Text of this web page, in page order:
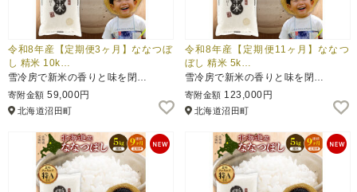
令和8年産【定期便3ヶ月】ななつぼ
し 精米 10k…
雪冷房で新米の香りと味を閉…
寄附金額 59,000円
北海道沼田町
令和8年産【定期便11ヶ月】ななつ
ぼし 精米 5k…
雪冷房で新米の香りと味を閉…
寄附金額 123,000円
北海道沼田町